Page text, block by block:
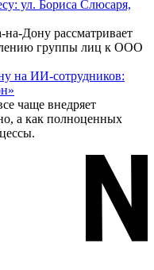
ул. Бориса Слюсаря,
Дону рассматривает
группы лиц к ООО
на ИИ-сотрудников:
чаще внедряет
а как полноценных